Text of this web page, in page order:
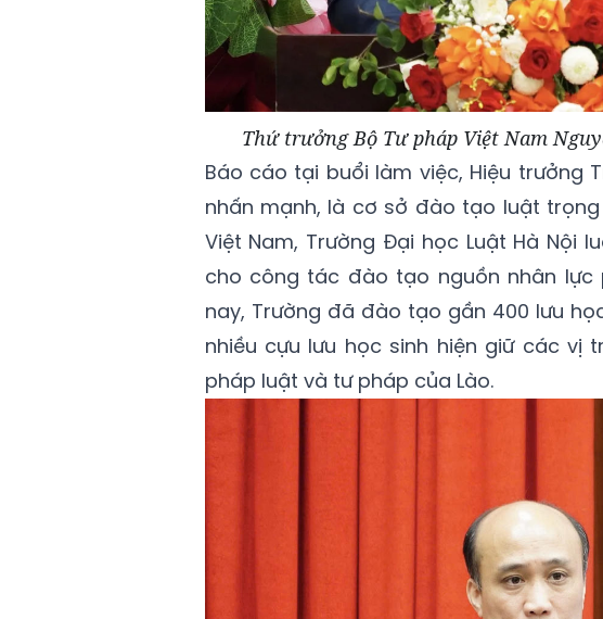
Thứ trưởng Bộ Tư pháp Việt Nam
Báo cáo tại buổi làm việc, Hiệu trưởng
nhấn mạnh, là cơ sở đào tạo luật
Việt Nam, Trường Đại học Luật Hà Nội
cho công tác đào tạo nguồn nhân lực
nay, Trường đã đào tạo gần 400 lưu
nhiều cựu lưu học sinh hiện giữ các vị
pháp luật và tư pháp của Lào.